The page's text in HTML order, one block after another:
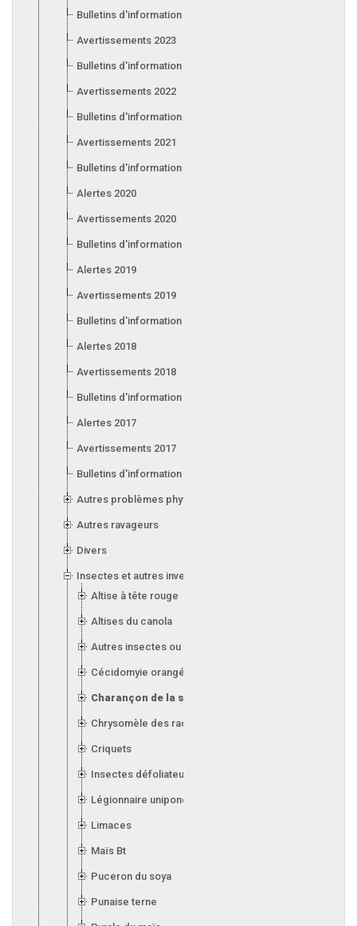
Bulletins d'information 2024
Avertissements 2023
Bulletins d'information 2023
Avertissements 2022
Bulletins d'information 2022
Avertissements 2021
Bulletins d'information 2021
Alertes 2020
Avertissements 2020
Bulletins d'information 2020
Alertes 2019
Avertissements 2019
Bulletins d'information 2019
Alertes 2018
Avertissements 2018
Bulletins d'information 2018
Alertes 2017
Avertissements 2017
Bulletins d'information 2017
Autres problèmes phytosanitaires
Autres ravageurs
Divers
Insectes et autres invertébrés
Altise à tête rouge
Altises du canola
Autres insectes ou invertébrés
Cécidomyie orangée du blé
Charançon de la silique (canola)
Chrysomèle des racines du maïs
Criquets
Insectes défoliateurs (soya)
Légionnaire uniponctuée
Limaces
Maïs Bt
Puceron du soya
Punaise terne